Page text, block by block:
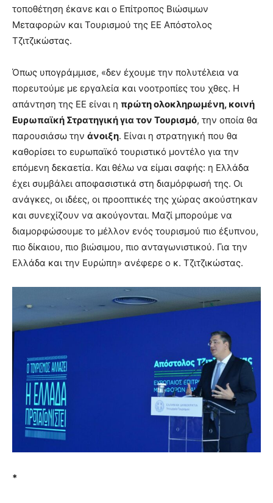
τοποθέτηση έκανε και ο Επίτροπος Βιώσιμων
Μεταφορών και Τουρισμού της ΕΕ Απόστολος
Τζιτζικώστας.
Όπως υπογράμμισε, «δεν έχουμε την πολυτέλεια να
πορευτούμε με εργαλεία και νοοτροπίες του χθες. Η
απάντηση της ΕΕ είναι η πρώτη ολοκληρωμένη, κοινή
Ευρωπαϊκή Στρατηγική για τον Τουρισμό, την οποία θα
παρουσιάσω την άνοιξη. Είναι η στρατηγική που θα
καθορίσει το ευρωπαϊκό τουριστικό μοντέλο για την
επόμενη δεκαετία. Και θέλω να είμαι σαφής: η Ελλάδα
έχει συμβάλει αποφασιστικά στη διαμόρφωσή της. Οι
ανάγκες, οι ιδέες, οι προοπτικές της χώρας ακούστηκαν
και συνεχίζουν να ακούγονται. Μαζί μπορούμε να
διαμορφώσουμε το μέλλον ενός τουρισμού πιο έξυπνου,
πιο δίκαιου, πιο βιώσιμου, πιο ανταγωνιστικού. Για την
Ελλάδα και την Ευρώπη» ανέφερε ο κ. Τζιτζικώστας.
*